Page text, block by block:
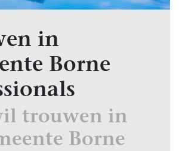
in
Borne
trouwen in
Borne